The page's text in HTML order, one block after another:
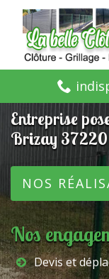
Entreprise
Brizay 37220
NOS
Nos
Devis et